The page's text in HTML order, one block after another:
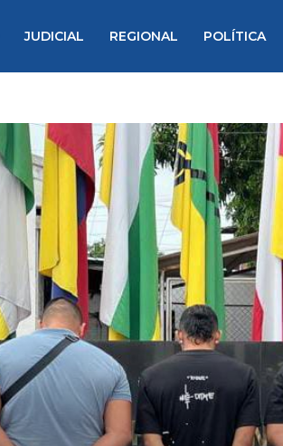
JUDICIAL REGIONAL POLÍTICA